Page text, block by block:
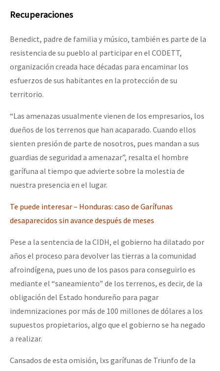
Recuperaciones
Benedict, padre de familia y músico, también es parte de la
resistencia de su pueblo al participar en el CODETT,
organización creada hace décadas para encaminar los
esfuerzos de sus habitantes en la protección de su
territorio.
“Las amenazas usualmente vienen de los empresarios, los
dueños de los terrenos que han acaparado. Cuando ellos
sienten presión de parte de nosotros, pues mandan a sus
guardias de seguridad a amenazar”, resalta el hombre
garífuna al tiempo que advierte sobre la molestia de
nuestra presencia en el lugar.
Te puede interesar – Honduras: caso de Garífunas
desaparecidos sin avance después de meses
Pese a la sentencia de la CIDH, el gobierno ha dilatado por
años el proceso para devolver las tierras a la comunidad
afroindígena, pues uno de los pasos para conseguirlo es
mediante el “saneamiento” de los terrenos, es decir, de la
obligación del Estado hondureño para pagar
indemnizaciones por más de 100 millones de dólares a los
supuestos propietarios, algo que el gobierno se ha negado
a realizar.
Cansados de esta omisión, lxs garífunas de Triunfo de la